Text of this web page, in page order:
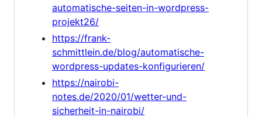
automatische-seiten-in-wordpress-
projekt26/
https://frank-
schmittlein.de/blog/automatische-
wordpress-updates-konfigurieren/
https://nairobi-
notes.de/2020/01/wetter-und-
sicherheit-in-nairobi/